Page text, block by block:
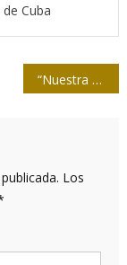
Cuba
“Nuestra América” y su permanente vigencia
Los